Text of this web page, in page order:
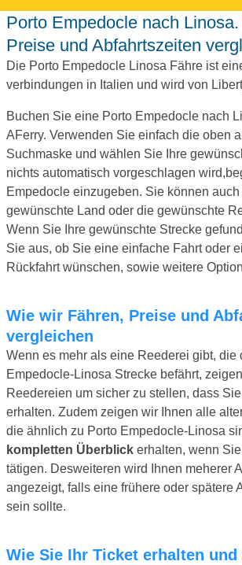
Porto Empedocle nach Linosa. Fähren,
Preise und Abfahrtszeiten
Die Porto Empedocle Linosa Fähre ist
verbindungen in Italien und wird von
Buchen Sie eine Porto Empedocle nach
AFerry. Verwenden Sie einfach die oben
Suchmaske und wählen Sie Ihre
nichts automatisch vorgeschlagen
Empedocle einzugeben. Sie können
gewünschte Land oder die gewünschte
Wenn Sie Ihre gewünschte Strecke
Sie aus, ob Sie eine einfache Fahrt oder
Rückfahrt wünschen, sowie weitere
Wie wir Fähren, Preise und Abfahrtszeiten
vergleichen
Wenn es mehr als eine Reederei gibt, die
Empedocle-Linosa Strecke befährt,
Reedereien um sicher zu stellen, dass
erhalten. Zudem zeigen wir Ihnen alle
die ähnlich zu Porto Empedocle-Linosa
kompletten Überblick erhalten, wenn
tätigen. Desweiteren wird Ihnen meherer
angezeigt, falls eine frühere oder spätere
sein sollte.
Wie Sie Ihr Ticket erhalten und wie Sie etwas